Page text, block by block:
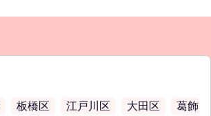
板橋区 江戸川区 大田区 葛飾